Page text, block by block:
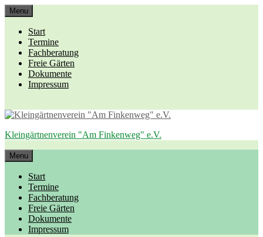
Skip
to
content
Menu
Start
Termine
Fachberatung
Freie Gärten
Dokumente
Impressum
Kleingärtnenverein "Am Finkenweg" e.V.
Menu
Start
Termine
Fachberatung
Freie Gärten
Dokumente
Impressum